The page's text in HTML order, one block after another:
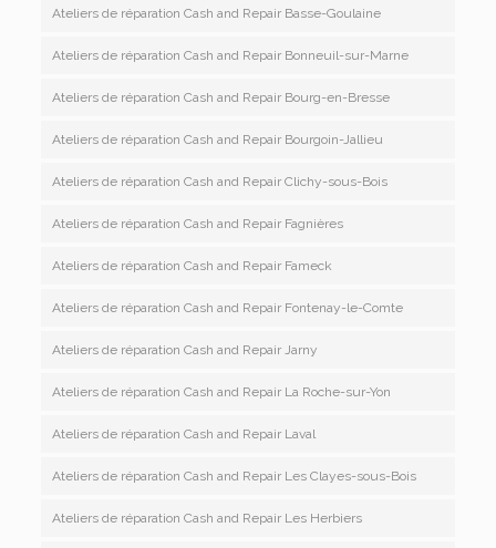
Ateliers de réparation Cash and Repair Basse-Goulaine
Ateliers de réparation Cash and Repair Bonneuil-sur-Marne
Ateliers de réparation Cash and Repair Bourg-en-Bresse
Ateliers de réparation Cash and Repair Bourgoin-Jallieu
Ateliers de réparation Cash and Repair Clichy-sous-Bois
Ateliers de réparation Cash and Repair Fagnières
Ateliers de réparation Cash and Repair Fameck
Ateliers de réparation Cash and Repair Fontenay-le-Comte
Ateliers de réparation Cash and Repair Jarny
Ateliers de réparation Cash and Repair La Roche-sur-Yon
Ateliers de réparation Cash and Repair Laval
Ateliers de réparation Cash and Repair Les Clayes-sous-Bois
Ateliers de réparation Cash and Repair Les Herbiers